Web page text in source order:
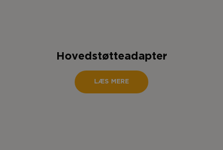
Hovedstøtteadapter
LÆS MERE